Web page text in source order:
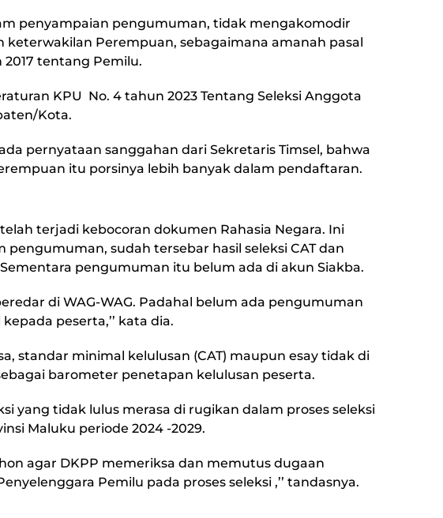
penyampaian pengumuman, tidak mengakomodir
keterwakilan Perempuan, sebagaimana amanah pasal
2017 tentang Pemilu.
KPU No. 4 tahun 2023 Tentang Seleksi Anggota
Kota.
pernyataan sanggahan dari Sekretaris Timsel, bahwa
itu porsinya lebih banyak dalam pendaftaran.
terjadi kebocoran dokumen Rahasia Negara. Ini
pengumuman, sudah tersebar hasil seleksi CAT dan
pengumuman itu belum ada di akun Siakba.
di WAG-WAG. Padahal belum ada pengumuman
peserta,’’ kata dia.
standar minimal kelulusan (CAT) maupun esay tidak di
barometer penetapan kelulusan peserta.
yang tidak lulus merasa di rugikan dalam proses seleksi
Maluku periode 2024 -2029.
agar DKPP memeriksa dan memutus dugaan
Pemilu pada proses seleksi ,’’ tandasnya.